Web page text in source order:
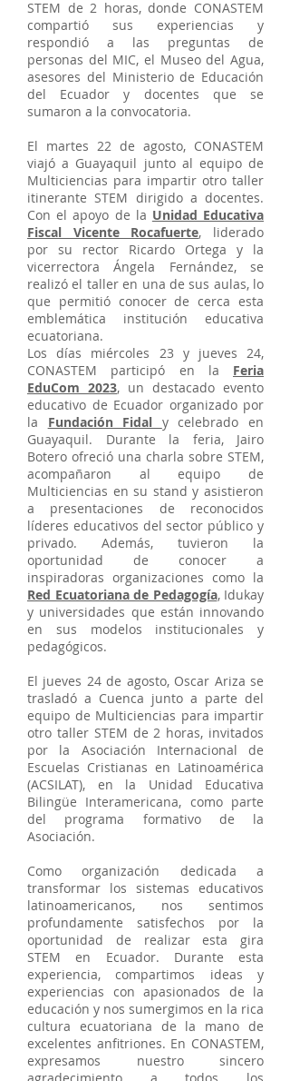
STEM de 2 horas, donde CONASTEM
compartió sus experiencias y
respondió a las preguntas de
personas del MIC, el Museo del Agua,
asesores del Ministerio de Educación
del Ecuador y docentes que se
sumaron a la convocatoria.
El martes 22 de agosto, CONASTEM
viajó a Guayaquil junto al equipo de
Multiciencias para impartir otro taller
itinerante STEM dirigido a docentes.
Con el apoyo de la Unidad Educativa
Fiscal Vicente Rocafuerte, liderado
por su rector Ricardo Ortega y la
vicerrectora Ángela Fernández, se
realizó el taller en una de sus aulas, lo
que permitió conocer de cerca esta
emblemática institución educativa
ecuatoriana.
Los días miércoles 23 y jueves 24,
CONASTEM participó en la Feria
EduCom 2023, un destacado evento
educativo de Ecuador organizado por
la Fundación Fidal y celebrado en
Guayaquil. Durante la feria, Jairo
Botero ofreció una charla sobre STEM,
acompañaron al equipo de
Multiciencias en su stand y asistieron
a presentaciones de reconocidos
líderes educativos del sector público y
privado. Además, tuvieron la
oportunidad de conocer a
inspiradoras organizaciones como la
Red Ecuatoriana de Pedagogía, Idukay
y universidades que están innovando
en sus modelos institucionales y
pedagógicos.
El jueves 24 de agosto, Oscar Ariza se
trasladó a Cuenca junto a parte del
equipo de Multiciencias para impartir
otro taller STEM de 2 horas, invitados
por la Asociación Internacional de
Escuelas Cristianas en Latinoamérica
(ACSILAT), en la Unidad Educativa
Bilingüe Interamericana, como parte
del programa formativo de la
Asociación.
Como organización dedicada a
transformar los sistemas educativos
latinoamericanos, nos sentimos
profundamente satisfechos por la
oportunidad de realizar esta gira
STEM en Ecuador. Durante esta
experiencia, compartimos ideas y
experiencias con apasionados de la
educación y nos sumergimos en la rica
cultura ecuatoriana de la mano de
excelentes anfitriones. En CONASTEM,
expresamos nuestro sincero